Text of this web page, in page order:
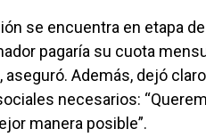
se encuentra en etapa
pagaría su cuota
aseguró. Además, dejó
necesarios:
manera posible”.